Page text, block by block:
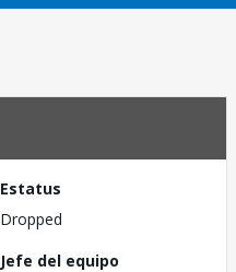
Estatus
Dropped
Jefe del equipo